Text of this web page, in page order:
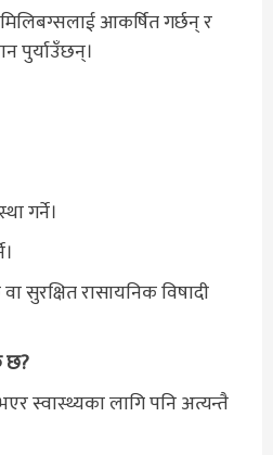
आकर्षित गर्छन् र
पुर्याउँछन्।
गर्ने।
रासायनिक विषादी
छ?
स्वास्थ्यका लागि पनि अत्यन्तै